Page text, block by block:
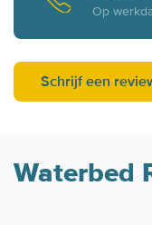
Op
Schrijf een
Waterbed